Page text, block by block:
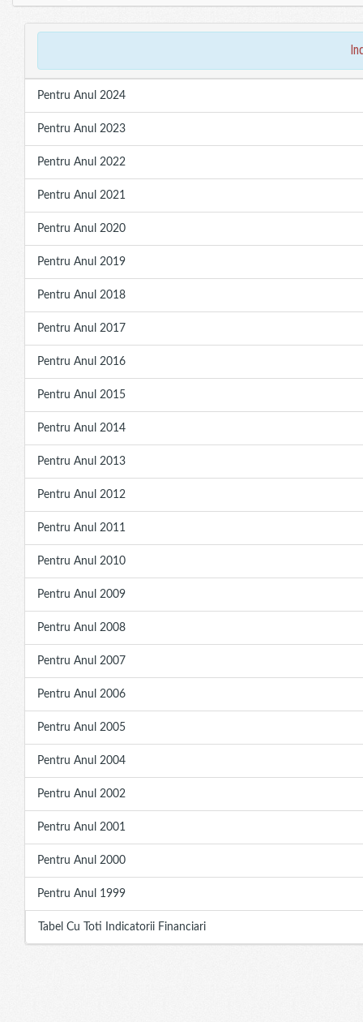
Pentru Anul 2024
Pentru Anul 2023
Pentru Anul 2022
Pentru Anul 2021
Pentru Anul 2020
Pentru Anul 2019
Pentru Anul 2018
Pentru Anul 2017
Pentru Anul 2016
Pentru Anul 2015
Pentru Anul 2014
Pentru Anul 2013
Pentru Anul 2012
Pentru Anul 2011
Pentru Anul 2010
Pentru Anul 2009
Pentru Anul 2008
Pentru Anul 2007
Pentru Anul 2006
Pentru Anul 2005
Pentru Anul 2004
Pentru Anul 2002
Pentru Anul 2001
Pentru Anul 2000
Pentru Anul 1999
Tabel Cu Toti Indicatorii Financiari